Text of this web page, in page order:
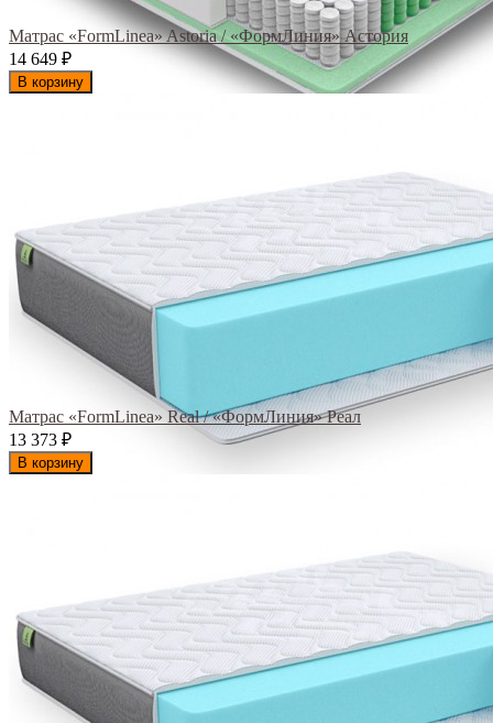
Матрас «FormLinea» Astoria / «ФормЛиния» Астория
14 649 ₽
В корзину
Матрас «FormLinea» Real / «ФормЛиния» Реал
13 373 ₽
В корзину